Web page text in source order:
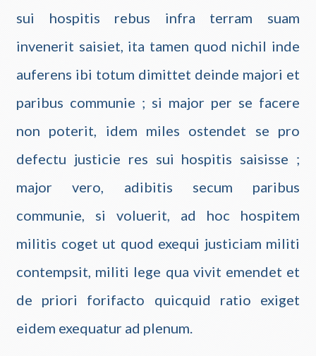
sui hospitis rebus infra terram suam
invenerit saisiet, ita tamen quod nichil inde
auferens ibi totum dimittet deinde majori et
paribus communie ; si major per se facere
non poterit, idem miles ostendet se pro
defectu justicie res sui hospitis saisisse ;
major vero, adibitis secum paribus
communie, si voluerit, ad hoc hospitem
militis coget ut quod exequi justiciam militi
contempsit, militi lege qua vivit emendet et
de priori forifacto quicquid ratio exiget
eidem exequatur ad plenum.